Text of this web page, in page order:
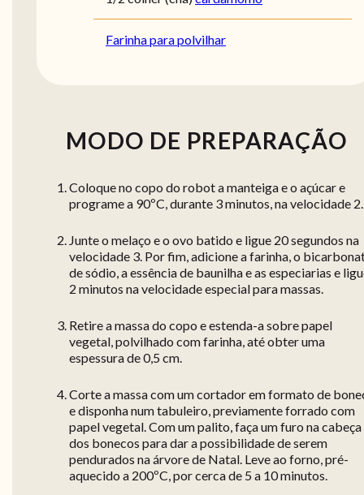
Farinha para polvilhar
MODO DE PREPARAÇÃO
Coloque no copo do robot a manteiga e o açúcar e
programe a 90ºC, durante 3 minutos, na velocidade 2.
Junte o melaço e o ovo batido e ligue 20 segundos na
velocidade 3. Por fim, adicione a farinha, o
de sódio, a essência de baunilha e as especiarias e
2 minutos na velocidade especial para massas.
Retire a massa do copo e estenda-a sobre papel
vegetal, polvilhado com farinha, até obter uma
espessura de 0,5 cm.
Corte a massa com um cortador em formato de
e disponha num tabuleiro, previamente forrado com
papel vegetal. Com um palito, faça um furo na cabeça
dos bonecos para dar a possibilidade de serem
pendurados na árvore de Natal. Leve ao forno, pré-
aquecido a 200ºC, por cerca de 5 a 10 minutos.